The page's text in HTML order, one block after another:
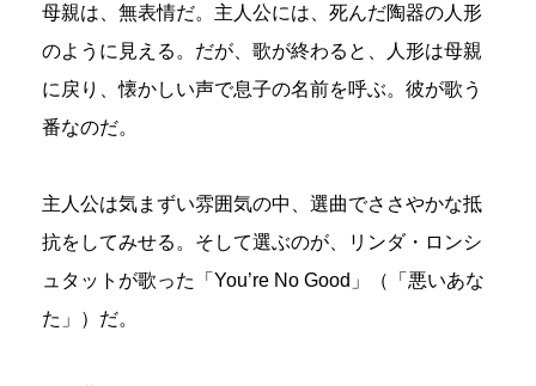
母親は、無表情だ。主人公には、死んだ陶器の人形
のように見える。だが、歌が終わると、人形は母親
に戻り、懐かしい声で息子の名前を呼ぶ。彼が歌う
番なのだ。
主人公は気まずい雰囲気の中、選曲でささやかな抵
抗をしてみせる。そして選ぶのが、リンダ・ロンシ
ュタットが歌った「You’re No Good」（「悪いあな
た」）だ。